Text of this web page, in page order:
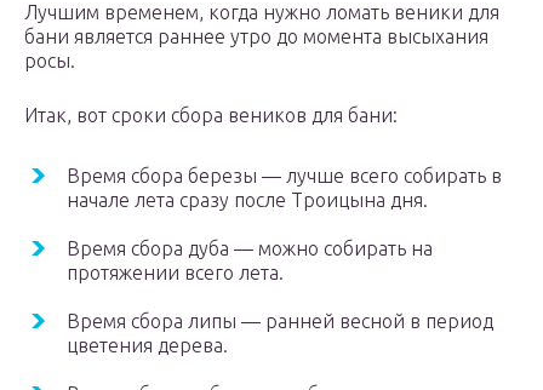
Лучшим временем, когда нужно ломать веники для
бани является раннее утро до момента высыхания
росы.
Итак, вот сроки сбора веников для бани:
Время сбора березы — лучше всего собирать в
начале лета сразу после Троицына дня.
Время сбора дуба — можно собирать на
протяжении всего лета.
Время сбора липы — ранней весной в период
цветения дерева.